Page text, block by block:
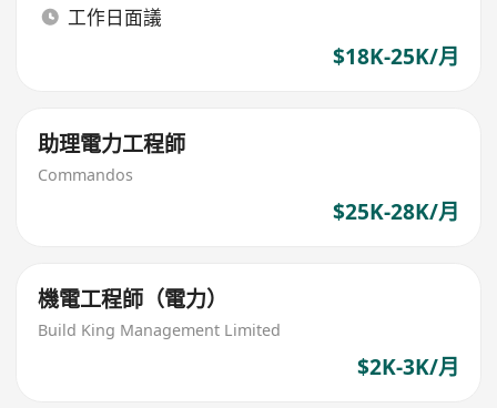
工作日面議
$18K-25K/月
助理電力工程師
Commandos
$25K-28K/月
機電工程師（電力）
Build King Management Limited
$2K-3K/月